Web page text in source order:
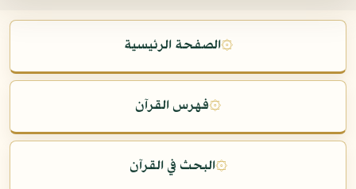
۞الصفحة الرئيسية
۞فهرس القرآن
۞البحث في القرآن